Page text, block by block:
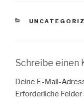
KATEGORIEN
Schreibe einen
Deine E-Mail-
Erforderliche Felder